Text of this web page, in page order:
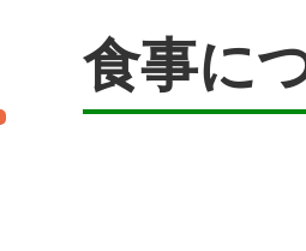
食事に